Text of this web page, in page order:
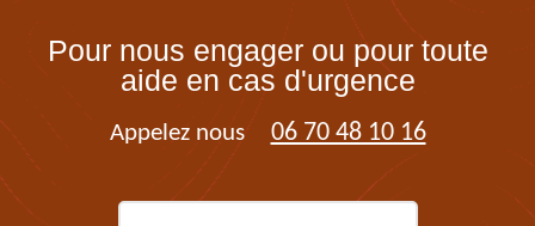
Pour nous engager ou pour toute
aide en cas d'urgence
Appelez nous 06 70 48 10 16